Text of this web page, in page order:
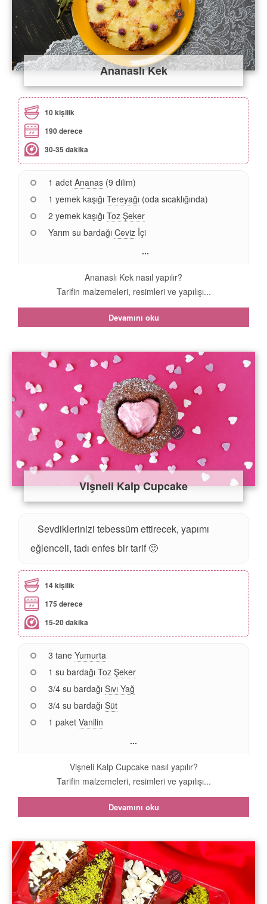
Ananaslı Kek
10 kişilik
190 derece
30-35 dakika
1 adet Ananas (9 dilim)
1 yemek kaşığı Tereyağı (oda sıcaklığında)
2 yemek kaşığı Toz Şeker
Yarım su bardağı Ceviz İçi
...
Ananaslı Kek nasıl yapılır?
Tarifin malzemeleri, resimleri ve yapılışı...
Devamını oku
Vişneli Kalp Cupcake
Sevdiklerinizi tebessüm ettirecek, yapımı
eğlenceli, tadı enfes bir tarif 🙂
14 kişilik
175 derece
15-20 dakika
3 tane Yumurta
1 su bardağı Toz Şeker
3/4 su bardağı Sıvı Yağ
3/4 su bardağı Süt
1 paket Vanilin
...
Vişneli Kalp Cupcake nasıl yapılır?
Tarifin malzemeleri, resimleri ve yapılışı...
Devamını oku